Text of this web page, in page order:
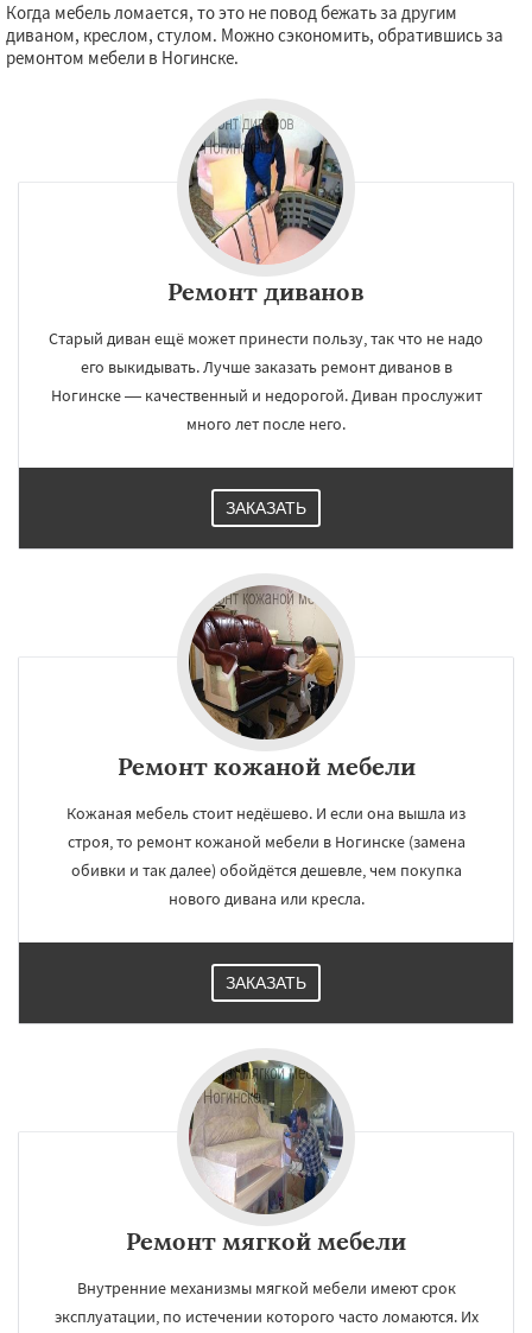
Когда мебель ломается, то это не повод бежать за другим
диваном, креслом, стулом. Можно сэкономить, обратившись за
ремонтом мебели в Ногинске.
Ремонт диванов
Старый диван ещё может принести пользу, так что не надо
его выкидывать. Лучше заказать ремонт диванов в
Ногинске — качественный и недорогой. Диван прослужит
много лет после него.
ЗАКАЗАТЬ
Ремонт кожаной мебели
Кожаная мебель стоит недёшево. И если она вышла из
строя, то ремонт кожаной мебели в Ногинске (замена
обивки и так далее) обойдётся дешевле, чем покупка
нового дивана или кресла.
ЗАКАЗАТЬ
Ремонт мягкой мебели
Внутренние механизмы мягкой мебели имеют срок
эксплуатации, по истечении которого часто ломаются. Их